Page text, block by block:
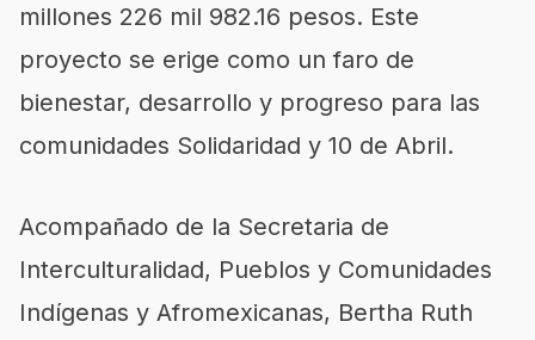
millones 226 mil 982.16 pesos. Este
proyecto se erige como un faro de
bienestar, desarrollo y progreso para las
comunidades Solidaridad y 10 de Abril.
Acompañado de la Secretaria de
Interculturalidad, Pueblos y Comunidades
Indígenas y Afromexicanas, Bertha Ruth